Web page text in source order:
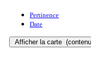
Pertinence
Date
Afficher la carte